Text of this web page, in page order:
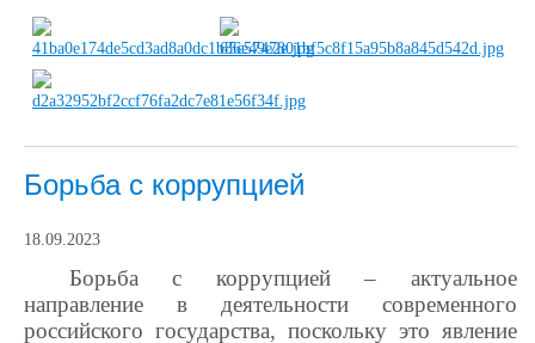
Борьба с коррупцией
18.09.2023
Борьба с коррупцией – актуальное
направление в деятельности современного
российского государства, поскольку это явление